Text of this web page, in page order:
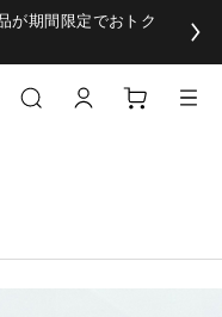
が期間限定でおトク